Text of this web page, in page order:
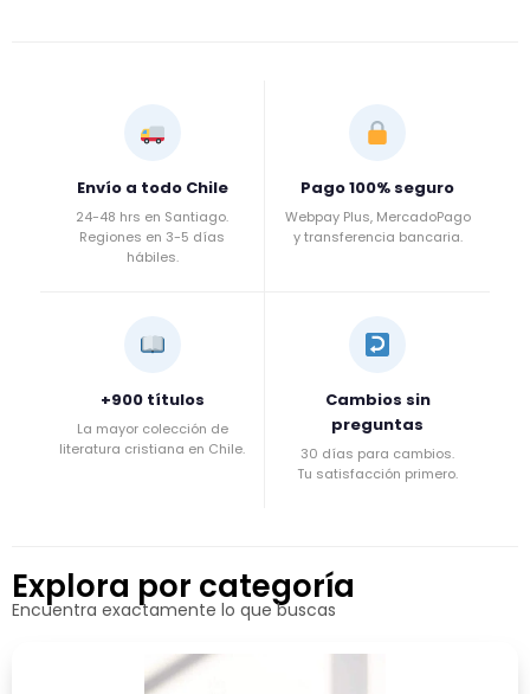
Envío a todo Chile
24-48 hrs en Santiago.
Regiones en 3-5 días
hábiles.
Pago 100% seguro
Webpay Plus, MercadoPago
y transferencia bancaria.
+900 títulos
La mayor colección de
literatura cristiana en Chile.
Cambios sin
preguntas
30 días para cambios.
Tu satisfacción primero.
Explora por categoría
Encuentra exactamente lo que buscas